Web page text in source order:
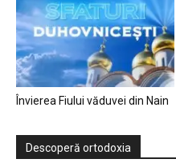
Învierea Fiului văduvei din Nain
Descoperă ortodoxia